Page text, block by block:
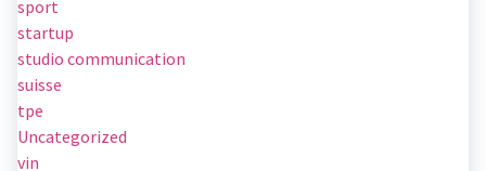
sport
startup
studio communication
suisse
tpe
Uncategorized
vin